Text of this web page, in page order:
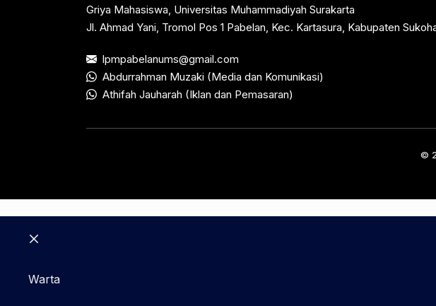
Griya Mahasiswa, Universitas Muhammadiyah Surakarta
Jl. Ahmad Yani, Tromol Pos 1 Pabelan, Kec. Kartasura, Kabupaten
lpmpabelanums@gmail.com
Abdurrahman Muzaki (Media dan Komunikasi)
Athifah Jauharah (Iklan dan Pemasaran)
©
Warta